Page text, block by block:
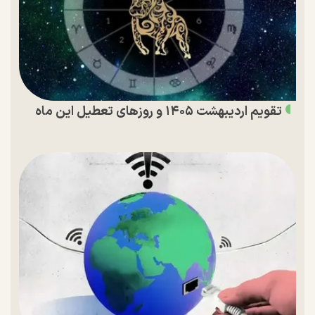
تقویم اردیبهشت ۱۴۰۵ و روز‌های تعطیل این ماه